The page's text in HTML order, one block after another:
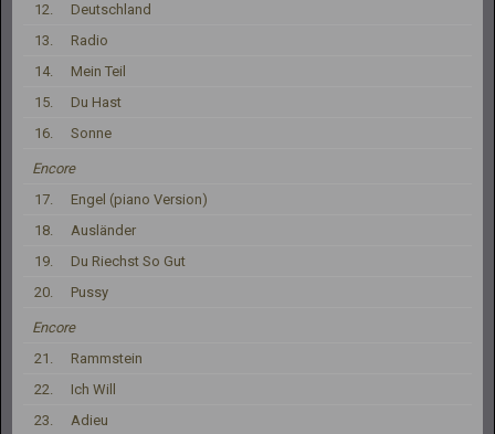
12.
Deutschland
13.
Radio
14.
Mein Teil
15.
Du Hast
16.
Sonne
Encore
17.
Engel (piano Version)
18.
Ausländer
19.
Du Riechst So Gut
20.
Pussy
Encore
21.
Rammstein
22.
Ich Will
23.
Adieu